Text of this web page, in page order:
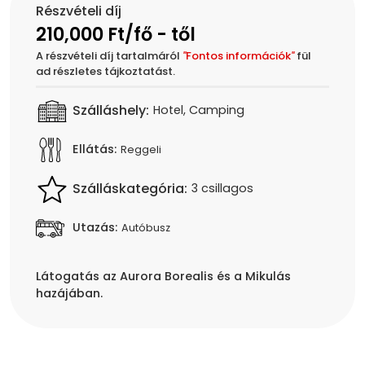
Részvételi díj
210,000 Ft/fő - től
A részvételi díj tartalmáról "Fontos információk"fül
ad részletes tájkoztatást.
Szálláshely: Hotel, Camping
Ellátás: Reggeli
Szálláskategória: 3 csillagos
Utazás: Autóbusz
Látogatás az Aurora Borealis és a Mikulás